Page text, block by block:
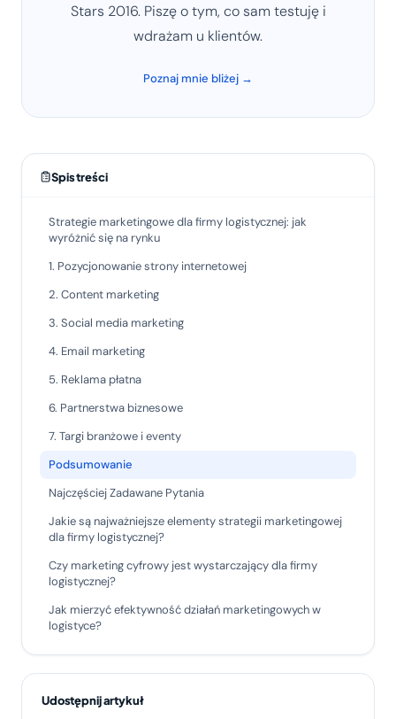
Stars 2016. Piszę o tym, co sam testuję i
wdrażam u klientów.
Poznaj mnie bliżej →
Spis treści
Strategie marketingowe dla firmy logistycznej: jak
wyróżnić się na rynku
1. Pozycjonowanie strony internetowej
2. Content marketing
3. Social media marketing
4. Email marketing
5. Reklama płatna
6. Partnerstwa biznesowe
7. Targi branżowe i eventy
Podsumowanie
Najczęściej Zadawane Pytania
Jakie są najważniejsze elementy strategii marketingowej
dla firmy logistycznej?
Czy marketing cyfrowy jest wystarczający dla firmy
logistycznej?
Jak mierzyć efektywność działań marketingowych w
logistyce?
Udostępnij artykuł